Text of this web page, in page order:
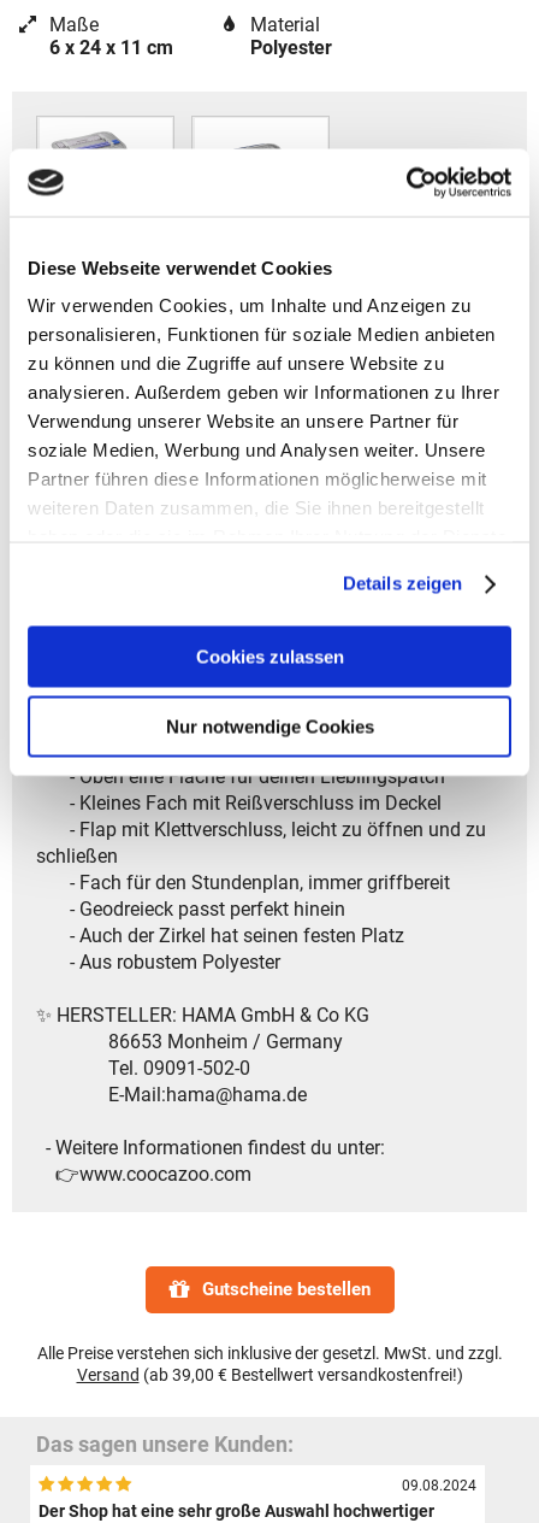
Diese Webseite verwendet Cookies
Wir verwenden Cookies, um Inhalte und Anzeigen zu
personalisieren, Funktionen für soziale Medien anbieten
zu können und die Zugriffe auf unsere Website zu
analysieren. Außerdem geben wir Informationen zu Ihrer
Verwendung unserer Website an unsere Partner für
soziale Medien, Werbung und Analysen weiter. Unsere
Partner führen diese Informationen möglicherweise mit
weiteren Daten zusammen, die Sie ihnen bereitgestellt
Details zeigen
Cookies zulassen
Nur notwendige Cookies
Maße
6 x 24 x 11 cm
Material
Polyester
Coocazoo Zubehör
Artikelbeschreibung Coocazoo Schlampermäppchen
EVERY 2025
- Gewicht: ca. 170 g
- Volumen: ca. 1,5 l
✅ Top-Features auf einen Blick:
- Viel Platz für Stifte und mehr
- Oben eine Fläche für deinen Lieblingspatch
- Kleines Fach mit Reißverschluss im Deckel
- Flap mit Klettverschluss, leicht zu öffnen und zu
schließen
- Fach für den Stundenplan, immer griffbereit
- Geodreieck passt perfekt hinein
- Auch der Zirkel hat seinen festen Platz
- Aus robustem Polyester
✨ HERSTELLER: HAMA GmbH & Co KG
86653 Monheim / Germany
Tel. 09091-502-0
E-Mail:hama@hama.de
- Weitere Informationen findest du unter:
👉www.coocazoo.com
Gutscheine bestellen
Alle Preise verstehen sich inklusive der gesetzl. MwSt. und zzgl.
Versand (ab 39,00 € Bestellwert versandkostenfrei!)
Das sagen unsere Kunden:
09.08.2024
Der Shop hat eine sehr große Auswahl hochwertiger